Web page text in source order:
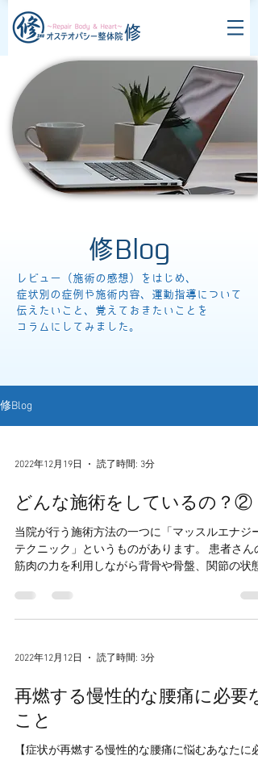
修Blog
レビュー（施術の感想）をはじめ、
症状別の症例や施術内容、運動指導について
伝えたいこと、覚えておきたいことを
コラムにしてみました。
修Blog
2022年12月19日 読了時間: 3分
どんな施術をしているの？②
当院が行う施術方法の一つに「マッスルエナジー
テクニック」というものがあります。 患者さんの
筋肉の力を利用しながら背骨や骨盤、関節の状態
チする時に良く使用します。 Muscle Energy for
the...
2022年12月12日 読了時間: 3分
再燃する慢性的な腰痛に必要な
こと
【症状が再燃する慢性的な腰痛に悩むあなたに必